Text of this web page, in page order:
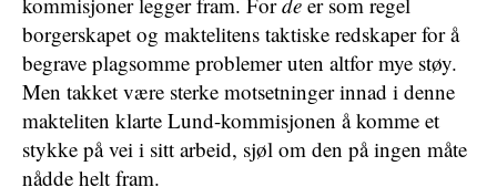
borgerskapet og maktelitens taktiske redskaper for å
begrave plagsomme problemer uten altfor mye støy.
Men takket være sterke motsetninger innad i denne
makteliten klarte Lund-kommisjonen å komme et
stykke på vei i sitt arbeid, sjøl om den på ingen måte
nådde helt fram.